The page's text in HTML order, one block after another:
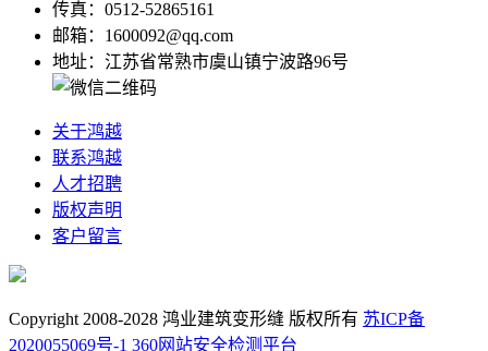
传真：0512-52865161
邮箱：1600092@qq.com
地址：江苏省常熟市虞山镇宁波路96号
关于鸿越
联系鸿越
人才招聘
版权声明
客户留言
Copyright 2008-2028 鸿业建筑变形缝 版权所有 苏ICP备
2020055069号-1 360网站安全检测平台